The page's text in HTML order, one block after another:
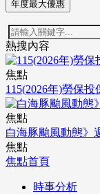
年度最大優惠
熱搜內容
焦點
115(2026年)勞保
焦點
白海豚颱風動態》
焦點
焦點首頁
時事分析